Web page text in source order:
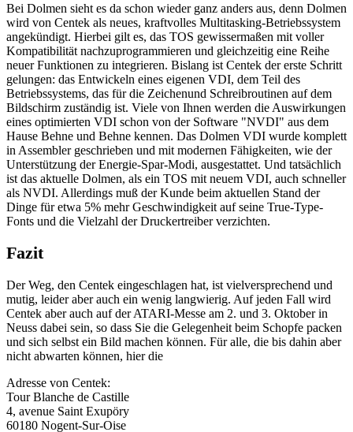
Bei Dolmen sieht es da schon wieder ganz anders aus, denn Dolmen
wird von Centek als neues, kraftvolles Multitasking-Betriebssystem
angekündigt. Hierbei gilt es, das TOS gewissermaßen mit voller
Kompatibilität nachzuprogrammieren und gleichzeitig eine Reihe
neuer Funktionen zu integrieren. Bislang ist Centek der erste Schritt
gelungen: das Entwickeln eines eigenen VDI, dem Teil des
Betriebssystems, das für die Zeichenund Schreibroutinen auf dem
Bildschirm zuständig ist. Viele von Ihnen werden die Auswirkungen
eines optimierten VDI schon von der Software "NVDI" aus dem
Hause Behne und Behne kennen. Das Dolmen VDI wurde komplett
in Assembler geschrieben und mit modernen Fähigkeiten, wie der
Unterstützung der Energie-Spar-Modi, ausgestattet. Und tatsächlich
ist das aktuelle Dolmen, als ein TOS mit neuem VDI, auch schneller
als NVDI. Allerdings muß der Kunde beim aktuellen Stand der
Dinge für etwa 5% mehr Geschwindigkeit auf seine True-Type-
Fonts und die Vielzahl der Druckertreiber verzichten.
Fazit
Der Weg, den Centek eingeschlagen hat, ist vielversprechend und
mutig, leider aber auch ein wenig langwierig. Auf jeden Fall wird
Centek aber auch auf der ATARI-Messe am 2. und 3. Oktober in
Neuss dabei sein, so dass Sie die Gelegenheit beim Schopfe packen
und sich selbst ein Bild machen können. Für alle, die bis dahin aber
nicht abwarten können, hier die
Adresse von Centek:
Tour Blanche de Castille
4, avenue Saint Exupöry
60180 Nogent-Sur-Oise